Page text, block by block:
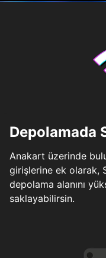
Depolamada
Anakart üzerinde
girişlerine ek olarak,
depolama alanını
saklayabilirsin.